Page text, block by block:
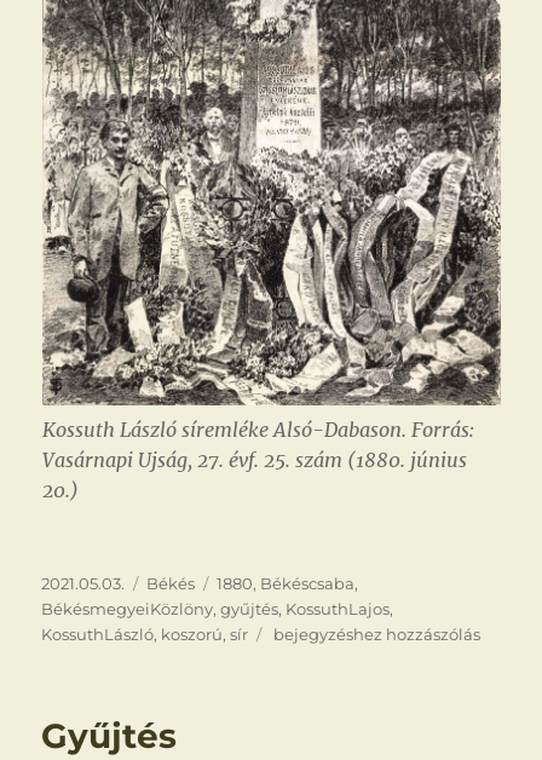
Kossuth László síremléke Alsó-Dabason. Forrás:
Vasárnapi Ujság, 27. évf. 25. szám (1880. június
20.)
Közzétéve
2021.05.03. Kategória
Békés Címke
1880, Békéscsaba,
BékésmegyeiKözlöny,gyűjtés, KossuthLajos,
KossuthLászló, koszorú,sír Gyűjtés
bejegyzéshez hozzászólás
Gyűjtés